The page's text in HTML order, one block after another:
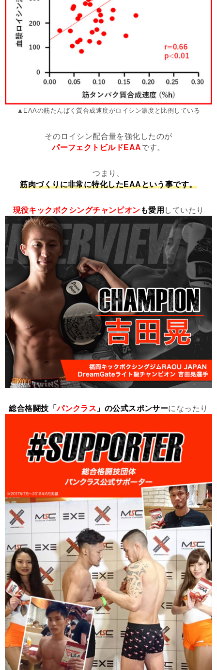
▲EAAの筋たんぱく質合成速度がロイシン濃度と比例している
そのロイシン配合量を強化したのが
パーフェクトビルドEAAです。
つまり、
筋肉づくりに非常に特化したEAAという事です。
現役キックボクシングチャンピオン も愛用 していたり
総合格闘技「パンクラス 」の公式スポンサーになったり